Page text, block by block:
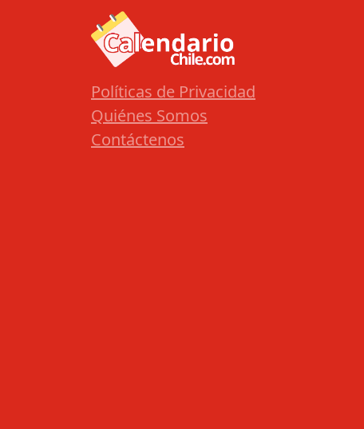
Políticas de Privacidad
Quiénes Somos
Contáctenos